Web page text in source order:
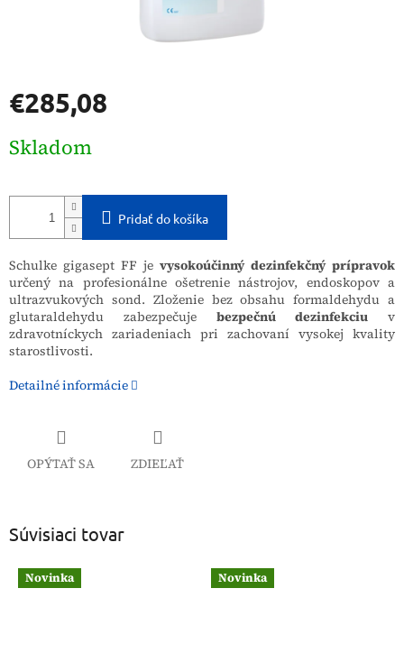
€285,08
cena:
Skladom
Pridať do košíka
Schulke gigasept FF je vysokoúčinný dezinfekčný prípravok
určený na profesionálne ošetrenie nástrojov, endoskopov a
ultrazvukových sond. Zloženie bez obsahu formaldehydu a
glutaraldehydu zabezpečuje bezpečnú dezinfekciu v
zdravotníckych zariadeniach pri zachovaní vysokej kvality
starostlivosti.
Detailné informácie
OPÝTAŤ SA ZDIEĽAŤ
Súvisiaci tovar
Novinka Novinka